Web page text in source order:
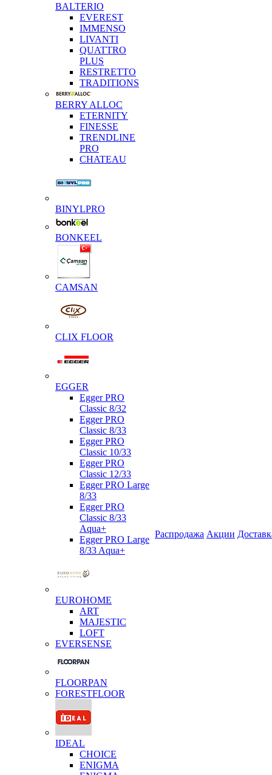
BALTERIO
EVEREST
IMMENSO
LIVANTI
QUATTRO
PLUS
RESTRETTO
TRADITIONS
BERRY ALLOC
ETERNITY
FINESSE
TRENDLINE
PRO
CHATEAU
BINYLPRO
BONKEEL
CAMSAN
CLIX FLOOR
EGGER
Egger PRO
Classic 8/32
Egger PRO
Classic 8/33
Egger PRO
Classic 10/33
Egger PRO
Classic 12/33
Egger PRO Large
8/33
Egger PRO
Classic 8/33
Aqua+
Egger PRO Large
8/33 Aqua+
EUROHOME
ART
MAJESTIC
LOFT
EVERSENSE
FLOORPAN
FORESTFLOOR
IDEAL
CHOICE
ENIGMA
Распродажа Акции